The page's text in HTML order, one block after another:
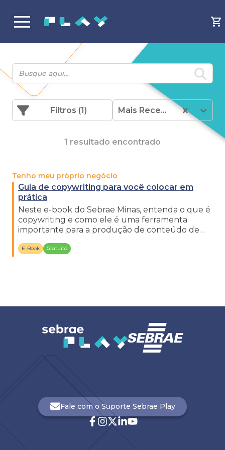
Filtros (1) Mais Recentes
1 resultado encontrado
Tenho meu próprio negócio
Guia de copywriting para você colocar em
prática
Neste e-book do Sebrae Minas, entenda o que é
copywriting e como ele é uma ferramenta
importante para a produção de conteúdo de
E-Book Gratuito
Fale com o Suporte Sebrae Play